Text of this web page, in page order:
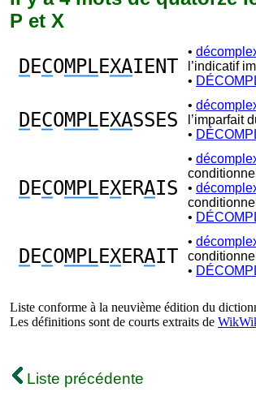
P et X
DECOMPLEXAIENT
•
l’indicatif
•
DECOMPLEXASSES
•
l’imparfait
•
DECOMPLEXERAIS
•
•
•
DECOMPLEXERAIT
•
•
Liste conforme à la neuvième édition du
Les définitions sont de courts extraits de
Liste précédente